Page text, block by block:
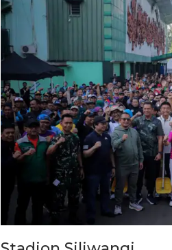
REPORTASE
Gerbang Sekolah Dibuka
Mediasi, Pemkot